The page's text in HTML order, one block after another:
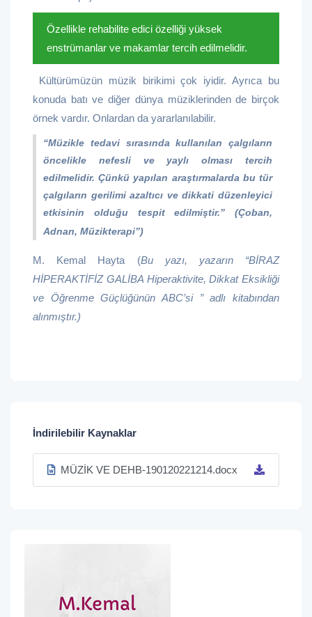
Özellikle rehabilite edici özelliği yüksek
enstrümanlar ve makamlar tercih edilmelidir.
Kültürümüzün müzik birikimi çok iyidir. Ayrıca bu
konuda batı ve diğer dünya müziklerinden de birçok
örnek vardır. Onlardan da yararlanılabilir.
“Müzikle tedavi sırasında kullanılan çalgıların
öncelikle nefesli ve yaylı olması tercih
edilmelidir. Çünkü yapılan araştırmalarda bu tür
çalgıların gerilimi azaltıcı ve dikkati düzenleyici
etkisinin olduğu tespit edilmiştir.” (Çoban,
Adnan, Müzikterapi”)
M. Kemal Hayta (Bu yazı, yazarın “BİRAZ
HİPERAKTİFİZ GALİBA Hiperaktivite, Dikkat Eksikliği
ve Öğrenme Güçlüğünün ABC’si ” adlı kitabından
alınmıştır.)
İndirilebilir Kaynaklar
MÜZİK VE DEHB-190120221214.docx